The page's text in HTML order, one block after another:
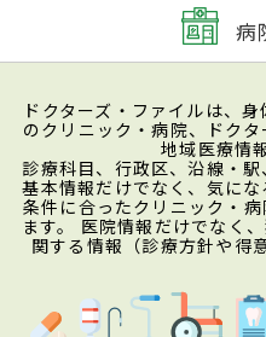
病
ドクターズ・ファイルは、
のクリニック・病院、ドク
地域医療情
診療科目、行政区、沿線・
基本情報だけでなく、気に
条件に合ったクリニック・
ます。 医院情報だけでなく
関する情報（診療方針や得